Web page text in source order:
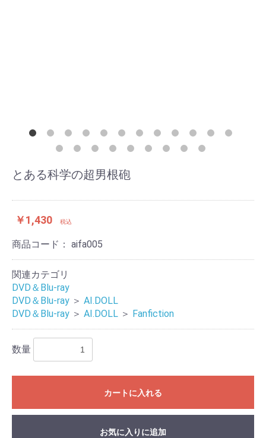
とある科学の超男根砲
￥1,430 税込
商品コード： aifa005
関連カテゴリ
DVD＆Blu-ray
DVD＆Blu-ray ＞ AI.DOLL
DVD＆Blu-ray ＞ AI.DOLL ＞ Fanfiction
数量
カートに入れる
お気に入りに追加